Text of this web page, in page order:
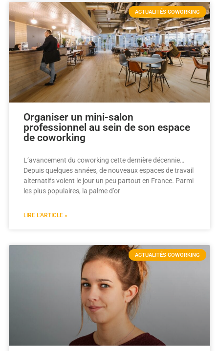
ACTUALITÉS COWORKING
Organiser un mini-salon
professionnel au sein de son espace
de coworking
L’avancement du coworking cette dernière décennie…
Depuis quelques années, de nouveaux espaces de travail
alternatifs voient le jour un peu partout en France. Parmi
les plus populaires, la palme d’or
LIRE L'ARTICLE »
ACTUALITÉS COWORKING